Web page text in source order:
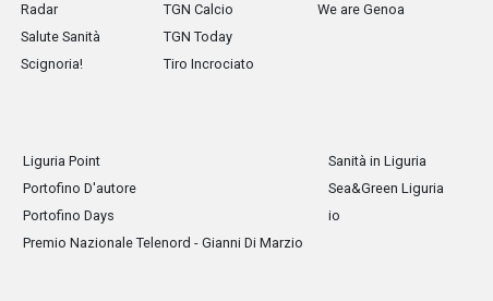
Radar
Salute Sanità
Scignoria!
TGN Calcio
TGN Today
Tiro Incrociato
We are Genoa
Liguria Point
Portofino D'autore
Portofino Days
Premio Nazionale Telenord - Gianni Di Marzio
Sanità in Liguria
Sea&Green Liguria
io